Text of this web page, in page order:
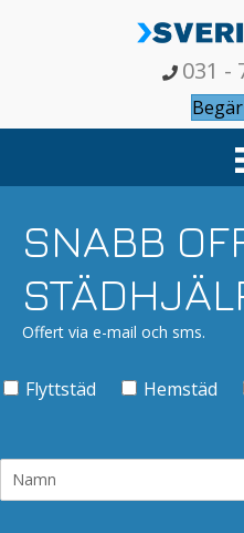
031 -
SNABB
Offert via e-mail och sms.
Flyttstäd Hemstäd